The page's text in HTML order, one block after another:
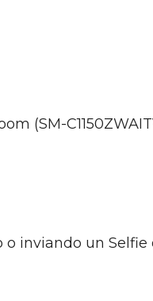
(SM-
inviando un Selfie